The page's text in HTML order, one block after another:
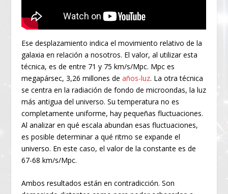
Ese desplazamiento indica el movimiento relativo de la
galaxia en relación a nosotros. El valor, al utilizar esta
técnica, es de entre 71 y 75 km/s/Mpc. Mpc es
megapársec, 3,26 millones deaños-luz. La otra técnica
se centra en la radiación de fondo de microondas, la luz
más antigua del universo. Su temperatura no es
completamente uniforme, hay pequeñas fluctuaciones.
Al analizar en qué escala abundan esas fluctuaciones,
es posible determinar a qué ritmo se expande el
universo. En este caso, el valor de la constante es de
67-68 km/s/Mpc.
Ambos resultados están en contradicción. Son